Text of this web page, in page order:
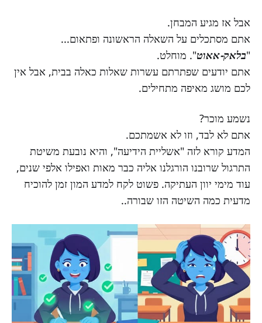
אבל אז מגיע המבחן.
אתם מסתכלים על השאלה הראשונה ופתאום...
"בלאק-אאוט". מוחלט.
אתם יודעים שפתרתם עשרות שאלות כאלה בבית, אבל אין
לכם מושג מאיפה מתחילים.
נשמע מוכר?
אתם לא לבד, וזו לא אשמתכם.
המדע קורא לזה "אשליית הידיעה", והיא נובעת משיטת
התרגול שרובנו הורגלנו אליה כבר מאות ואפילו אלפי שנים,
עוד מימי יוון העתיקה. פשוט לקח למדע המון זמן להוכיח
מדעית כמה השיטה הזו שבורה..